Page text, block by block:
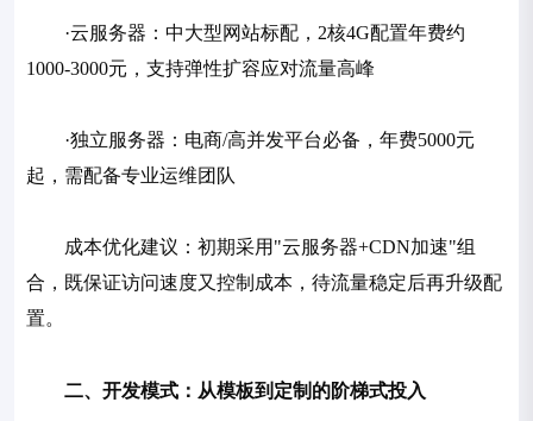
·云服务器：中大型网站标配，2核4G配置年费约
1000-3000元，支持弹性扩容应对流量高峰
·独立服务器：电商/高并发平台必备，年费5000元
起，需配备专业运维团队
成本优化建议：初期采用"云服务器+CDN加速"组
合，既保证访问速度又控制成本，待流量稳定后再升级配
置。
二、开发模式：从模板到定制的阶梯式投入